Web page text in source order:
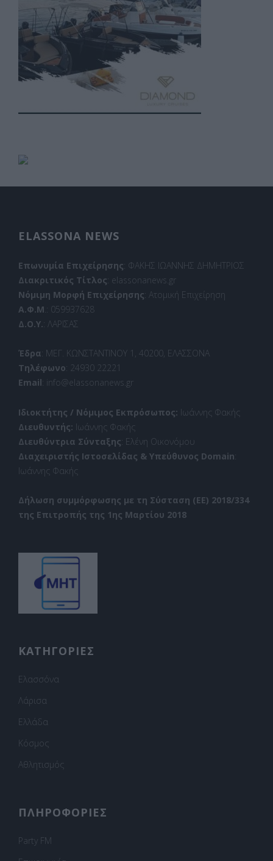
ELASSONA NEWS
Επωνυμία Επιχείρησης: ΦΑΚΗΣ ΙΩΑΝΝΗΣ ΔΗΜΗΤΡΙΟΣ
Διακριτικός Τίτλος: elassonanews.gr
Νόμιμη Μορφή Επιχείρησης: Ατομική Επιχείρηση
Α.Φ.Μ .: 059937628
Δ.Ο.Υ.: ΛΑΡΙΣΑΣ
Έδρα: ΜΕΓ. ΚΩΝΣΤΑΝΤΙΝΟΥ 1, 40200, ΕΛΑΣΣΟΝΑ
Τηλέφωνο: 24930 22221
Email: info@elassonanews.gr
Ιδιοκτήτης / Νόμιμος Εκπρόσωπος: Ιωάννης Φακής
Διευθυντής: Ιωάννης Φακής
Διευθύντρια Σύνταξης: Ελένη Οικονόμου
Διαχειριστής Ιστοσελίδας & Υπεύθυνος Domain:
Ιωάννης Φακής
Δήλωση συμμόρφωσης με τη Σύσταση (ΕΕ) 2018/334
της Επιτροπής της 1ης Μαρτίου 2018
ΚΑΤΗΓΟΡΙΕΣ
Ελασσόνα
Λάρισα
Ελλάδα
Κόσμος
Αθλητισμός
ΠΛΗΡΟΦΟΡΙΕΣ
Party FM